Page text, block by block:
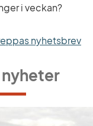
i veckan?
nyhetsbrev